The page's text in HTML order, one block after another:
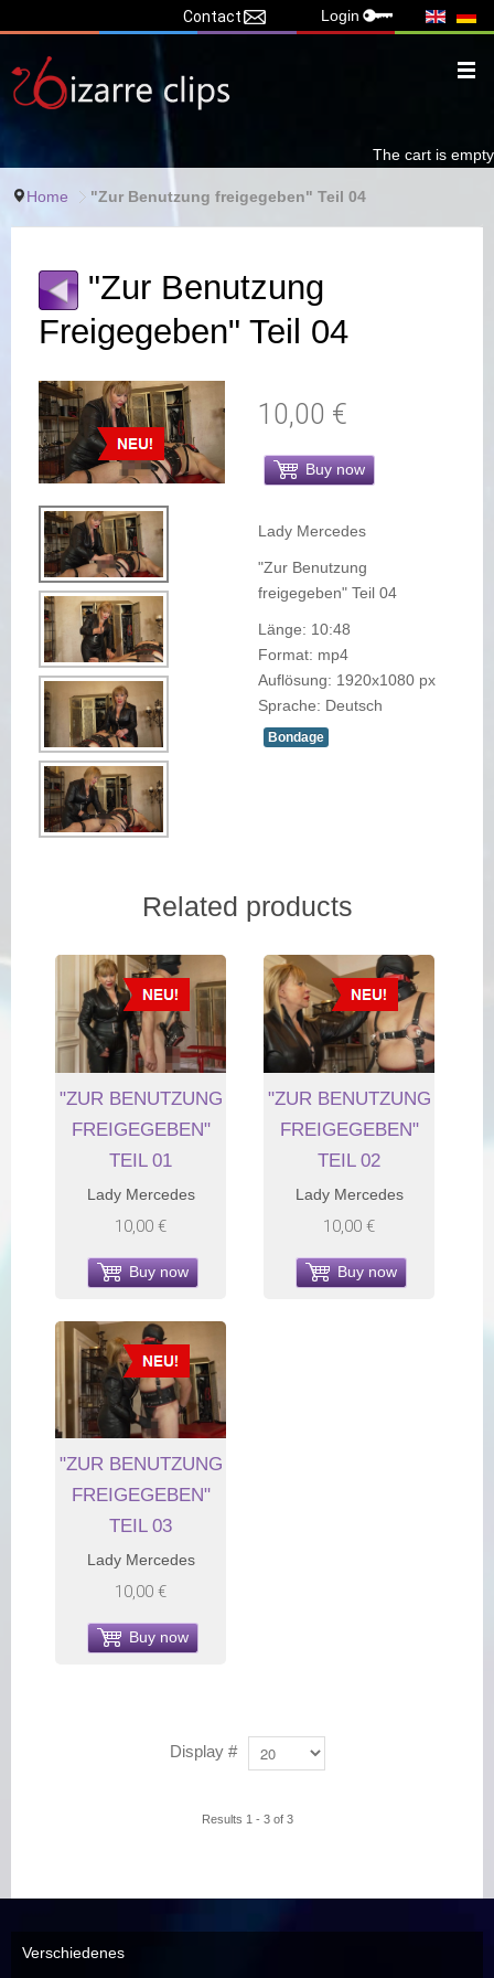
Contact Login
The cart is empty
Home "Zur Benutzung freigegeben" Teil 04
"Zur Benutzung
Freigegeben" Teil 04
10,00 €
Buy now
Lady Mercedes
"Zur Benutzung
freigegeben" Teil 04
Länge: 10:48
Format: mp4
Auflösung: 1920x1080 px
Sprache: Deutsch
Bondage
Related products
"ZUR BENUTZUNG
FREIGEGEBEN"
TEIL 01
Lady Mercedes
10,00 €
Buy now
"ZUR BENUTZUNG
FREIGEGEBEN"
TEIL 02
Lady Mercedes
10,00 €
Buy now
"ZUR BENUTZUNG
FREIGEGEBEN"
TEIL 03
Lady Mercedes
10,00 €
Buy now
Display #
Results 1 - 3 of 3
Verschiedenes